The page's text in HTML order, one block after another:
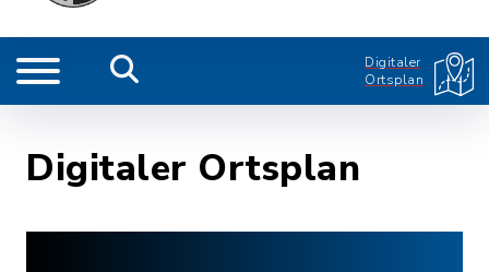
Digitaler
Ortsplan
Digitaler Ortsplan